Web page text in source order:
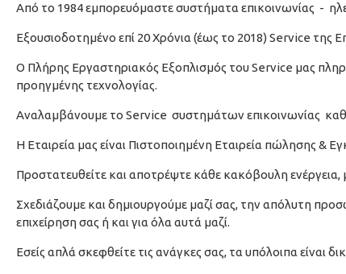
Από το 1984 εμπορευόμαστε συστήματα επικοινωνίας -
Εξουσιοδοτημένο επί 20 Χρόνια (έως το 2018) Service της
Ο Πλήρης Εργαστηριακός Εξοπλισμός του Service μας
προηγμένης τεχνολογίας.
Αναλαμβάνουμε το Service συστημάτων επικοινωνίας
Η Εταιρεία μας είναι Πιστοποιημένη Εταιρεία πώλησης &
Προστατευθείτε και αποτρέψτε κάθε κακόβουλη
Σχεδιάζουμε και δημιουργούμε μαζί σας, την απόλυτη
επιχείρηση σας ή και για όλα αυτά μαζί.
Εσείς απλά σκεφθείτε τις ανάγκες σας, τα υπόλοιπα είναι